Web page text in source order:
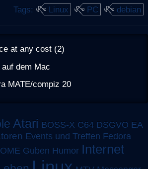
Tags: Linux PC debian
at any cost (2)
auf dem Mac
MATE/compiz 20
Atari BOSS-X C64 DSGVO EA
Events und Treffen Fedora
Guben Humor Internet